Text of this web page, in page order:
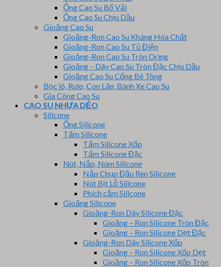
Ống Cao Su Bố Vải
Ống Cao Su Chịu Dầu
Gioăng Cao Su
Gioăng-Ron Cao Su Kháng Hóa Chất
Gioăng-Ron Cao Su Tủ Điện
Gioăng-Ron Cao Su Tròn Oring
Gioăng – Dây Cao Su Tròn Đặc Chịu Dầu
Gioăng Cao Su Cống Bê Tông
Bọc lô, Rulo, Con Lăn, Bánh Xe Cao Su
Gia Công Cao Su
CAO SU NHỰA DẺO
Silicone
Ống Silicone
Tấm Silicone
Tấm Silicone Xốp
Tấm Silicone Đặc
Nút, Nắp, Núm Silicone
Nắp Chụp Đầu Ren Silicone
Nút Bịt Lỗ Silicone
Phích cắm Silicone
Gioăng Silicone
Gioăng-Ron Dây Silicone Đặc
Gioăng – Ron Silicone Tròn Đặc
Gioăng – Ron Silicone Dẹt Đặc
Gioăng-Ron Dây Silicone Xốp
Gioăng – Ron Silicone Xốp Dẹt
Gioăng – Ron Silicone Xốp Tròn